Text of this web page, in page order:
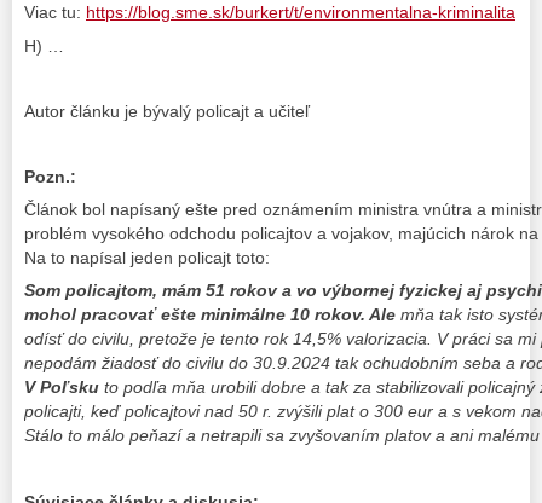
Viac tu: https://blog.sme.sk/burkert/t/environmentalna-kriminalita
H) …
Autor článku je bývalý policajt a učiteľ
Pozn.:
Článok bol napísaný ešte pred oznámením ministra vnútra a
problém vysokého odchodu policajtov a vojakov, majúcich nárok
Na to napísal jeden policajt toto:
Som policajtom, mám 51 rokov a vo výbornej fyzickej aj
mohol pracovať ešte minimálne 10 rokov. Ale mňa tak isto
odísť do civilu, pretože je tento rok 14,5% valorizacia. V práci sa
nepodám žiadosť do civilu do 30.9.2024 tak ochudobním seba a
V Poľsku to podľa mňa urobili dobre a tak za stabilizovali
policajti, keď policajtovi nad 50 r. zvýšili plat o 300 eur a s vekom
Stálo to málo peňazí a netrapili sa zvyšovaním platov a ani